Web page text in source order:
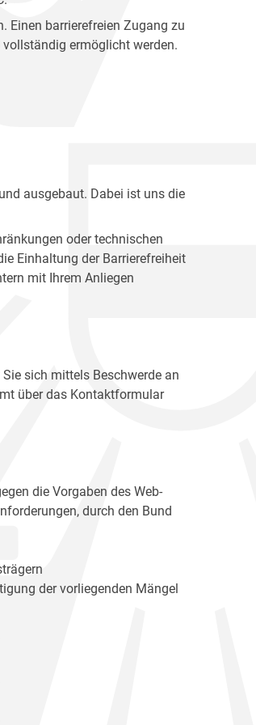
Einen barrierefreien Zugang zu
ermöglicht werden.
ausgebaut. Dabei ist uns die
oder technischen
Einhaltung der Barrierefreiheit
mit Ihrem Anliegen
sich mittels Beschwerde an
über das Kontaktformular
die Vorgaben des Web-
durch den Bund
der vorliegenden Mängel